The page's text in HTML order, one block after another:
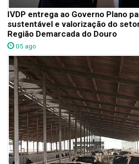
IVDP entrega ao Governo Plano
sustentável e valorização do
Região Demarcada do Douro
05 ago